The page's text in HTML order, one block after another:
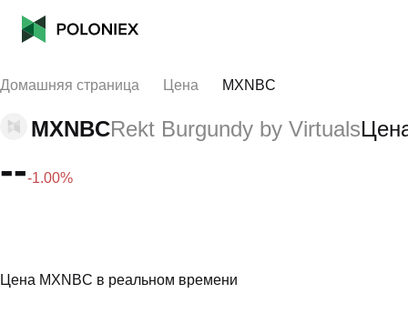
Домашняя страница Цена MXNBC
MXNBCRekt Burgundy by Virtuals
---1.00%
Цена MXNBC в реальном времени